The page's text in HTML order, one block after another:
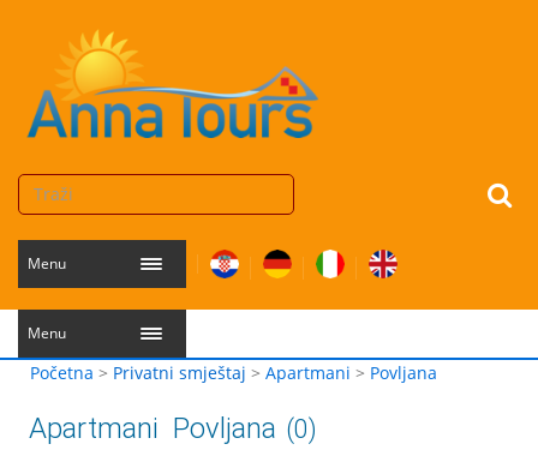
Menu
Menu
Početna > Privatni smještaj > Apartmani > Povljana
Apartmani Povljana (0)